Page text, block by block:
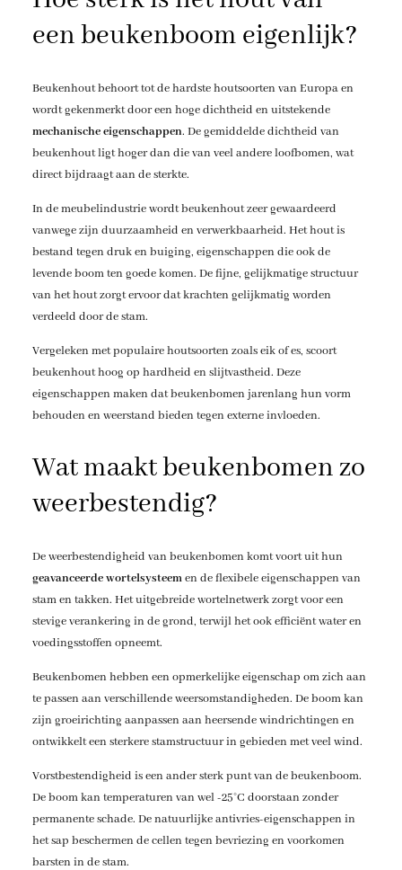
een beukenboom eigenlijk?
Beukenhout behoort tot de hardste houtsoorten van Europa en
wordt gekenmerkt door een hoge dichtheid en uitstekende
mechanische eigenschappen. De gemiddelde dichtheid van
beukenhout ligt hoger dan die van veel andere loofbomen, wat
direct bijdraagt aan de sterkte.
In de meubelindustrie wordt beukenhout zeer gewaardeerd
vanwege zijn duurzaamheid en verwerkbaarheid. Het hout is
bestand tegen druk en buiging, eigenschappen die ook de
levende boom ten goede komen. De fijne, gelijkmatige structuur
van het hout zorgt ervoor dat krachten gelijkmatig worden
verdeeld door de stam.
Vergeleken met populaire houtsoorten zoals eik of es, scoort
beukenhout hoog op hardheid en slijtvastheid. Deze
eigenschappen maken dat beukenbomen jarenlang hun vorm
behouden en weerstand bieden tegen externe invloeden.
Wat maakt beukenbomen zo
weerbestendig?
De weerbestendigheid van beukenbomen komt voort uit hun
geavanceerde wortelsysteemen de flexibele eigenschappen van
stam en takken. Het uitgebreide wortelnetwerk zorgt voor een
stevige verankering in de grond, terwijl het ook efficiënt water en
voedingsstoffen opneemt.
Beukenbomen hebben een opmerkelijke eigenschap om zich aan
te passen aan verschillende weersomstandigheden. De boom kan
zijn groeirichting aanpassen aan heersende windrichtingen en
ontwikkelt een sterkere stamstructuur in gebieden met veel wind.
Vorstbestendigheid is een ander sterk punt van de beukenboom.
De boom kan temperaturen van wel -25°C doorstaan zonder
permanente schade. De natuurlijke antivries-eigenschappen in
het sap beschermen de cellen tegen bevriezing en voorkomen
barsten in de stam.